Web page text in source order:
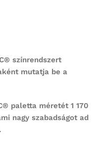
színrendszert
mutatja be a
paletta méretét 1 170
nagy szabadságot ad